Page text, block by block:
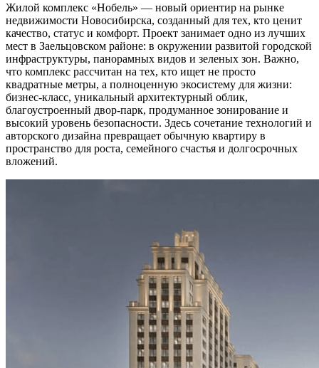
Жилой комплекс «Нобель» — новый ориентир на рынке
недвижимости Новосибирска, созданный для тех, кто ценит
качество, статус и комфорт. Проект занимает одно из лучших
мест в Заельцовском районе: в окружении развитой городской
инфраструктуры, панорамных видов и зеленых зон. Важно,
что комплекс рассчитан на тех, кто ищет не просто
квадратные метры, а полноценную экосистему для жизни:
бизнес-класс, уникальный архитектурный облик,
благоустроенный двор-парк, продуманное зонирование и
высокий уровень безопасности. Здесь сочетание технологий и
авторского дизайна превращает обычную квартиру в
пространство для роста, семейного счастья и долгосрочных
вложений.